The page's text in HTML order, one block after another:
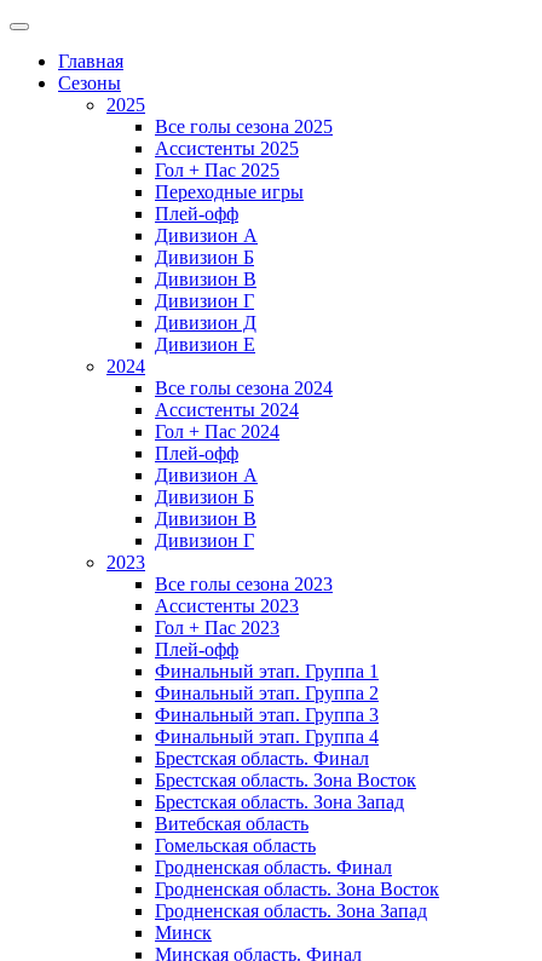
Главная
Сезоны
2025
Все голы сезона 2025
Ассистенты 2025
Гол + Пас 2025
Переходные игры
Плей-офф
Дивизион A
Дивизион Б
Дивизион В
Дивизион Г
Дивизион Д
Дивизион Е
2024
Все голы сезона 2024
Ассистенты 2024
Гол + Пас 2024
Плей-офф
Дивизион A
Дивизион Б
Дивизион В
Дивизион Г
2023
Все голы сезона 2023
Ассистенты 2023
Гол + Пас 2023
Плей-офф
Финальный этап. Группа 1
Финальный этап. Группа 2
Финальный этап. Группа 3
Финальный этап. Группа 4
Брестская область. Финал
Брестская область. Зона Восток
Брестская область. Зона Запад
Витебская область
Гомельская область
Гродненская область. Финал
Гродненская область. Зона Восток
Гродненская область. Зона Запад
Минск
Минская область. Финал